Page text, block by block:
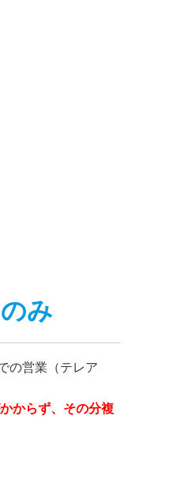
み
の営業（テレア
からず、その分複